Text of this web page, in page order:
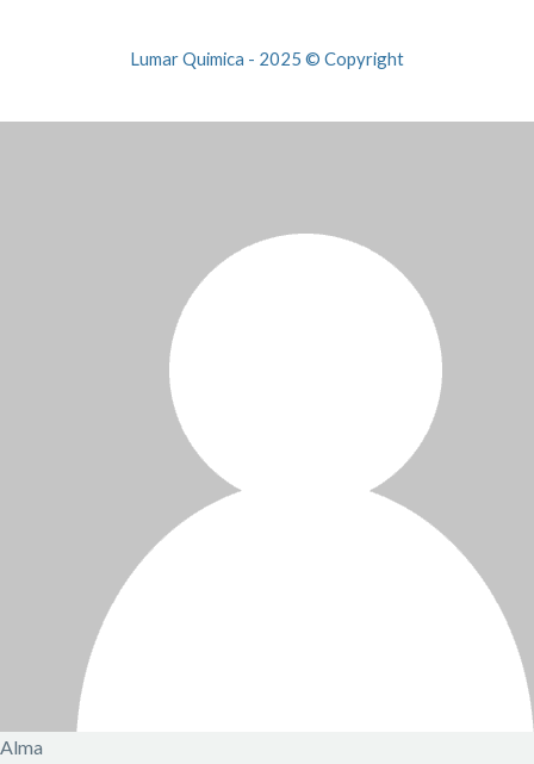
Lumar Quimica - 2025 © Copyright
Alma